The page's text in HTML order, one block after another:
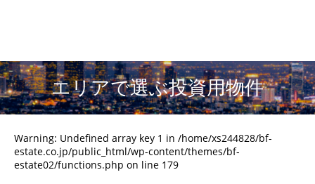
エリアで選ぶ投資用物件
Warning: Undefined array key 1 in /home/xs244828/bf-
estate.co.jp/public_html/wp-content/themes/bf-
estate02/functions.php on line 179